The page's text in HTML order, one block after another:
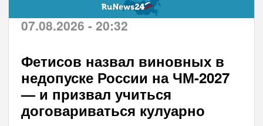
07.08.2026 - 20:32
Фетисов назвал виновных в
недопуске России на ЧМ-2027
— и призвал учиться
договариваться кулуарно